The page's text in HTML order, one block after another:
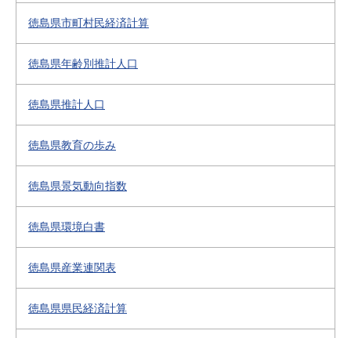
徳島県市町村民経済計算
徳島県年齢別推計人口
徳島県推計人口
徳島県教育の歩み
徳島県景気動向指数
徳島県環境白書
徳島県産業連関表
徳島県県民経済計算